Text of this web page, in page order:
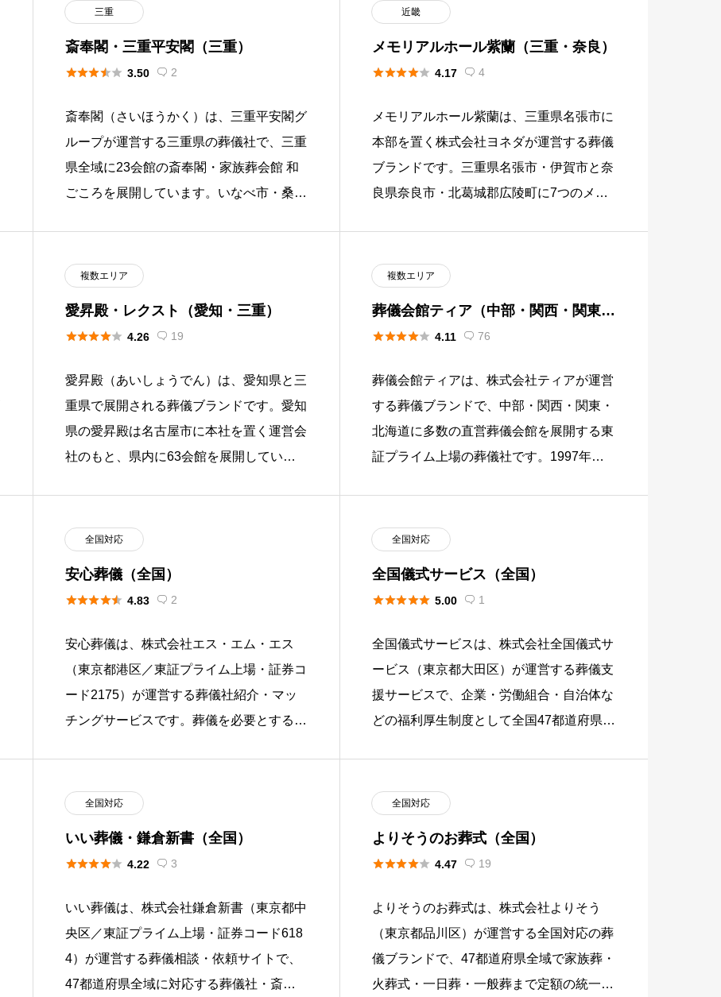
三重
斎奉閣・三重平安閣（三重）
 3.50  2
斎奉閣（さいほうかく）は、三重平安閣グ
ループが運営する三重県の葬儀社で、三重
県全域に23会館の斎奉閣・家族葬会館 和
ごころを展開しています。いなべ市・桑名
近畿
メモリアルホール紫蘭（三重・奈良）
 4.17  4
メモリアルホール紫蘭は、三重県名張市に
本部を置く株式会社ヨネダが運営する葬儀
ブランドです。三重県名張市・伊賀市と奈
良県奈良市・北葛城郡広陵町に7つのメモ
複数エリア
愛昇殿・レクスト（愛知・三重）
 4.26  19
愛昇殿（あいしょうでん）は、愛知県と三
重県で展開される葬儀ブランドです。愛知
県の愛昇殿は名古屋市に本社を置く運営会
社のもと、県内に63会館を展開していま
複数エリア
葬儀会館ティア（中部・関西・関東・
北海道）
 4.11  76
葬儀会館ティアは、株式会社ティアが運営
する葬儀ブランドで、中部・関西・関東・
北海道に多数の直営葬儀会館を展開する東
証プライム上場の葬儀社です。1997年
全国対応
安心葬儀（全国）
 4.83  2
安心葬儀は、株式会社エス・エム・エス
（東京都港区／東証プライム上場・証券コ
ード2175）が運営する葬儀社紹介・マッ
チングサービスです。葬儀を必要とする方
全国対応
全国儀式サービス（全国）
 5.00  1
全国儀式サービスは、株式会社全国儀式サ
ービス（東京都大田区）が運営する葬儀支
援サービスで、企業・労働組合・自治体な
どの福利厚生制度として全国47都道府県で
全国対応
いい葬儀・鎌倉新書（全国）
 4.22  3
いい葬儀は、株式会社鎌倉新書（東京都中
央区／東証プライム上場・証券コード618
4）が運営する葬儀相談・依頼サイトで、
47都道府県全域に対応する葬儀社・斎場
全国対応
よりそうのお葬式（全国）
 4.47  19
よりそうのお葬式は、株式会社よりそう
（東京都品川区）が運営する全国対応の葬
儀ブランドで、47都道府県全域で家族葬・
火葬式・一日葬・一般葬まで定額の統一プ